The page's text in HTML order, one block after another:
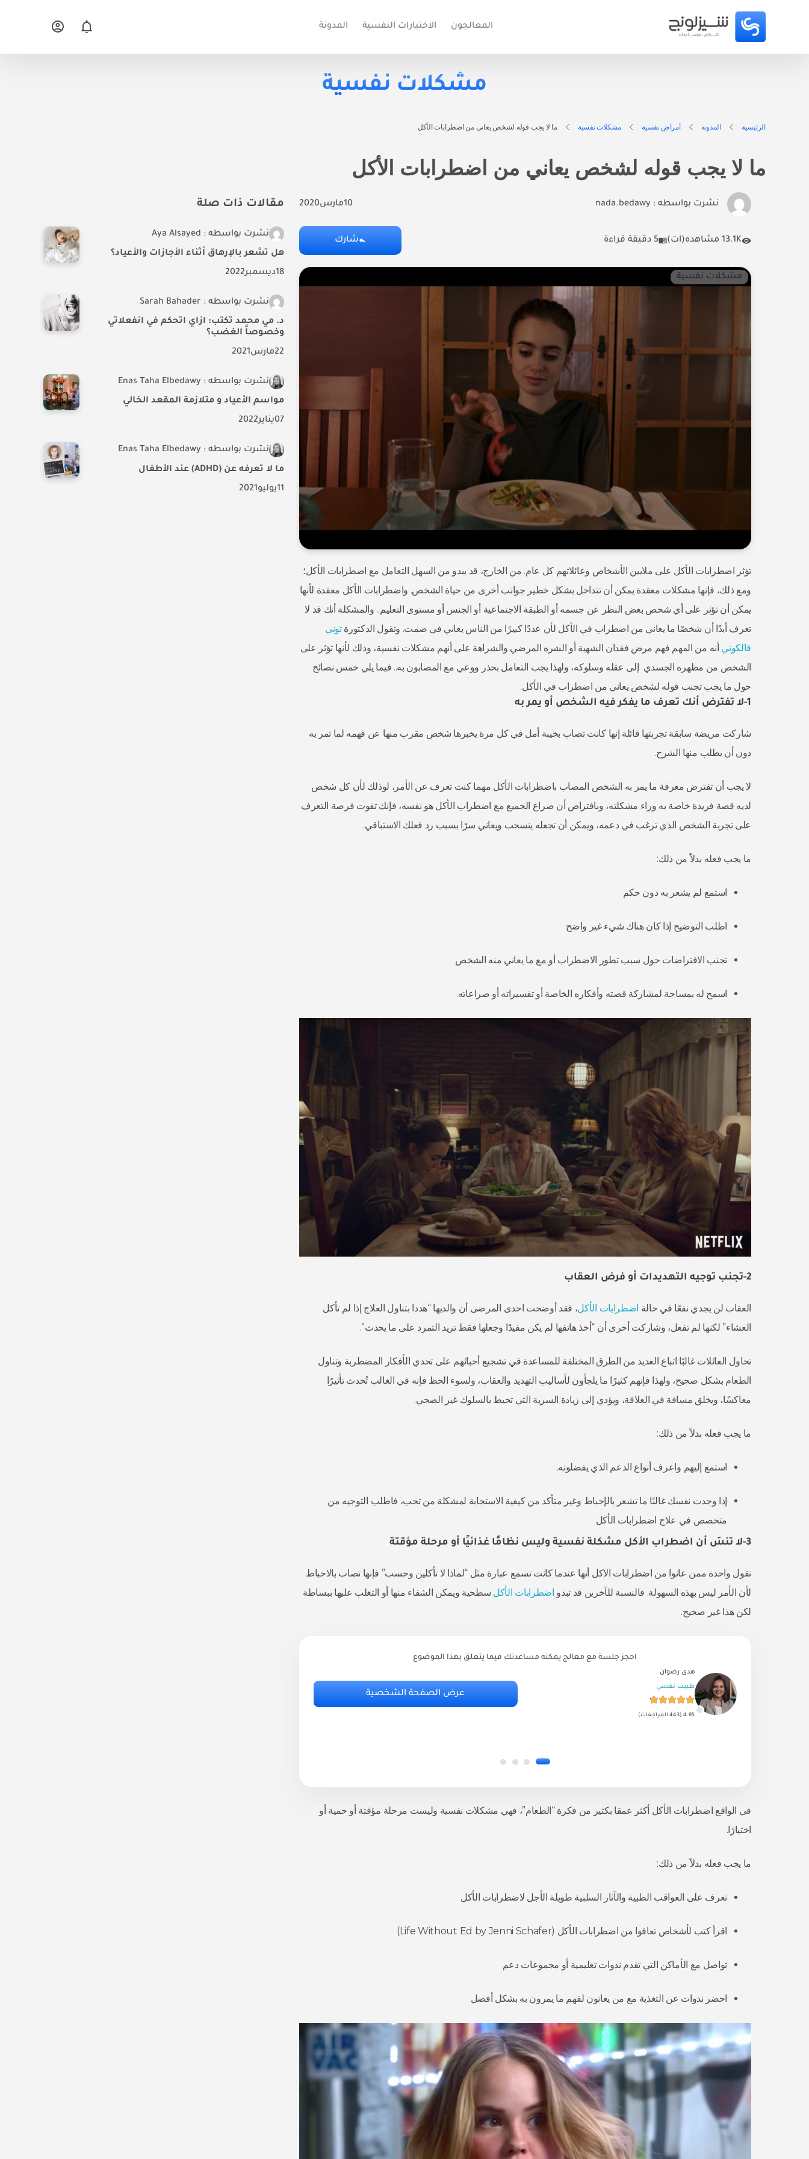
المعالجون الاختبارات النفسية المدونة
مشكلات نفسية
الرئيسية المدونه أمراض نفسية مشكلات نفسية ما لا يجب قوله لشخص يعاني من اضطرابات الأكل
ما لا يجب قوله لشخص يعاني من اضطرابات الأكل
نشرت بواسطه : nada.bedawy
10مارس2020
13.1K مشاهده(ات) 5 دقيقة قراءة شارك
مشكلات نفسية
تؤثر اضطرابات الأكل على ملايين الأشخاص وعائلاتهم كل عام. من الخارج، قد يبدو من السهل التعامل مع اضطرابات الأكل؛
ومع ذلك، فإنها مشكلات معقدة يمكن أن تتداخل بشكل خطير جوانب أخرى من حياة الشخص. واضطرابات الأكل معقدة لأنها
يمكن أن تؤثر على أي شخص بغض النظر عن جسمه أو الطبقة الاجتماعية أو الجنس أو مستوى التعليم.. والمشكلة أنك قد لا
تعرف أبدًا أن شخصًا ما يعاني من اضطراب في الأكل لأن عددًا كبيرًا من الناس يعاني في صمت. وتقول الدكتورةتوني
فالكوني أنه من المهم فهم مرض فقدان الشهية أو الشره المرضي والشراهة على أنهم مشكلات نفسية، وذلك لأنها تؤثر على
الشخص من مظهره الجسدي إلى عقله وسلوكه، ولهذا يجب التعامل بحذر ووعي مع المصابون به.. فيما يلي خمس نصائح
حول ما يجب تجنب قوله لشخص يعاني من اضطراب في الأكل.
1-لا تفترض أنك تعرف ما يفكر فيه الشخص أو يمر به
شاركت مريضة سابقة تجربتها قائلة إنها كانت تصاب بخيبة أمل في كل مرة يخبرها شخص مقرب منها عن فهمه لما تمر به
دون أن يطلب منها الشرح.
لا يجب أن تفترض معرفة ما يمر به الشخص المصاب باضطرابات الأكل مهما كنت تعرف عن الأمر، لوذلك لأن كل شخص
لديه قصة فريدة خاصة به وراء مشكلته، وبافتراض أن صراع الجميع مع اضطراب الأكل هو نفسه، فإنك تفوت فرصة التعرف
على تجربة الشخص الذي ترغب في دعمه، ويمكن أن تجعله ينسحب ويعاني سرًا بسبب رد فعلك الاستباقي.
ما يجب فعله بدلاً من ذلك:
استمع لم يشعر به دون حكم
اطلب التوضيح إذا كان هناك شيء غير واضح
تجنب الافتراضات حول سبب تطور الاضطراب أو مع ما يعاني منه الشخص
اسمح له بمساحة لمشاركة قصته وأفكاره الخاصة أو تفسيراته أو صراعاته.
2-تجنب توجيه التهديدات أو فرض العقاب
العقاب لن يجدي نفعًا في حالة اضطرابات الأكل، فقد أوضحت احدى المرضى أن والديها “هددا بتناول العلاج إذا لم تأكل
العشاء” لكنها لم تفعل، وشاركت أخرى أن “أخذ هاتفها لم يكن مفيدًا وجعلها فقط تريد التمرد على ما يحدث”.
تحاول العائلات غالبًا اتباع العديد من الطرق المختلفة للمساعدة في تشجيع أحبائهم على تحدي الأفكار المضطربة وتناول
الطعام بشكل صحيح، ولهذا فإنهم كثيرًا ما يلجأون لأساليب التهديد والعقاب، ولسوء الحظ فإنه في الغالب تُحدث تأثيرًا
معاكسًا، ويخلق مسافة في العلاقة، ويؤدي إلى زيادة السرية التي تحيط بالسلوك غير الصحي.
ما يجب فعله بدلاً من ذلك:
استمع إليهم واعرف أنواع الدعم الذي يفضلونه.
إذا وجدت نفسك غالبًا ما تشعر بالإحباط وغير متأكد من كيفية الاستجابة لمشكلة من تحب، فاطلب التوجيه من
متخصص في علاج اضطرابات الأكل
3-لا تنسَ أن اضطراب الأكل مشكلة نفسية وليس نظامًا غذائيًا أو مرحلة مؤقتة
تقول واحدة ممن عانوا من اضطرابات الاكل أنها عندما كانت تسمع عبارة مثل “لماذا لا تأكلين وحسب” فإنها تصاب بالاحباط
لأن الأمر ليس بهذه السهولة. فالنسبة للآخرين قد تبدو اضطرابات الأكل سطحية ويمكن الشفاء منها أو التغلب عليها ببساطة
لكن هذا غير صحيح.
احجز جلسة مع معالج يمكنه مساعدتك فيما يتعلق بهذا الموضوع
هدى رضوان
طبيب نفسي
4.85 (443 المراجعات)
عرض الصفحة الشخصية
في الواقع اضطرابات الأكل أكثر عمقا بكثير من فكرة “الطعام”، فهي مشكلات نفسية وليست مرحلة مؤقتة أو حمية أو
اختيارًا.
ما يجب فعله بدلاً من ذلك:
تعرف على العواقب الطبية والآثار السلبية طويلة الأجل لاضطرابات الأكل
اقرأ كتب لأشخاص تعافوا من اضطرابات الأكل (Life Without Ed by Jenni Schafer)
تواصل مع الأماكن التي تقدم ندوات تعليمية أو مجموعات دعم
احضر ندوات عن التغذية مع من يعانون لفهم ما يمرون به بشكل أفضل
مقالات ذات صلة
نشرت بواسطه : Aya Alsayed
هل تشعر بالإرهاق أثناء الأجازات والأعياد؟
18ديسمبر2022
نشرت بواسطه : Sarah Bahader
د. مي محمد تكتب: ازاي اتحكم في انفعلاتي
وخصوصاً الغضب؟
22مارس2021
نشرت بواسطه : Enas Taha Elbedawy
مواسم الأعياد و متلازمة المقعد الخالي
07يناير2022
نشرت بواسطه : Enas Taha Elbedawy
ما لا تعرفه عن (ADHD) عند الأطفال
11يوليو2021